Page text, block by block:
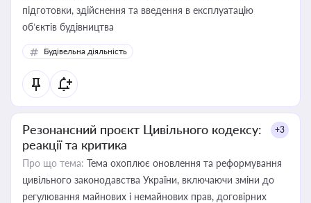
підготовки, здійснення та введення в експлуатацію
об’єктів будівництва
Будівельна діяльність
Резонансний проєкт Цивільного кодексу:
реакції та критика
+3
Про що тема: Тема охоплює оновлення та реформування
цивільного законодавства України, включаючи зміни до
регулювання майнових і немайнових прав, договірних